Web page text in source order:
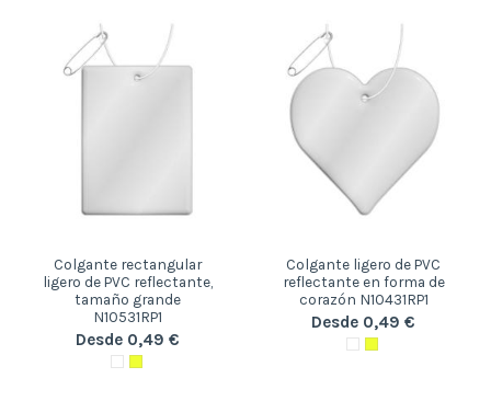
Colgante rectangular
ligero de PVC reflectante,
tamaño grande
N10531RP1
Desde 0,49 €
Colgante ligero de PVC
reflectante en forma de
corazón N10431RP1
Desde 0,49 €